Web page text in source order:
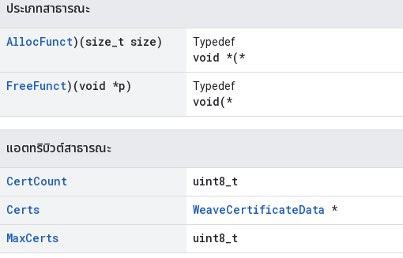
ประเภทสาธารณะ
AllocFunct)(size t size) Typedef
void *(*
FreeFunct)(void *p) Typedef
void(*
แอตทริบิวต์สาธารณะ
CertCount
uint8_t
Certs
WeaveCertificateData *
MaxCerts uint8_t